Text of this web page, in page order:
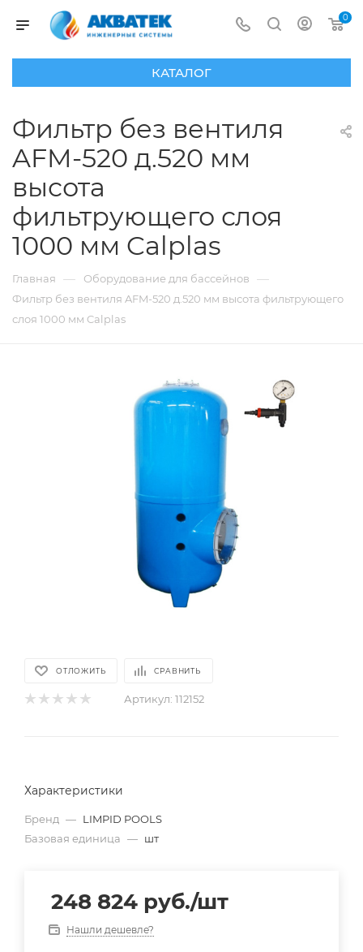
0
КАТАЛОГ
Фильтр без вентиля
AFM-520 д.520 мм
высота
фильтрующего слоя
1000 мм Calplas
Главная — Оборудование для бассейнов —
Фильтр без вентиля AFM-520 д.520 мм высота фильтрующего
слоя 1000 мм Calplas
ОТЛОЖИТЬ СРАВНИТЬ
Артикул: 112152
Характеристики
Бренд — LIMPID POOLS
Базовая единица — шт
248 824 руб./шт
Нашли дешевле?